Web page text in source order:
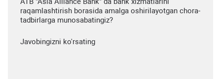
raqamlashtirish borasida amalga oshirilayotgan chora-
tadbirlarga munosabatingiz?
Javobingizni ko'rsating